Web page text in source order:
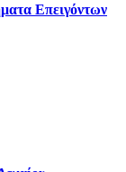
Επειγόντων